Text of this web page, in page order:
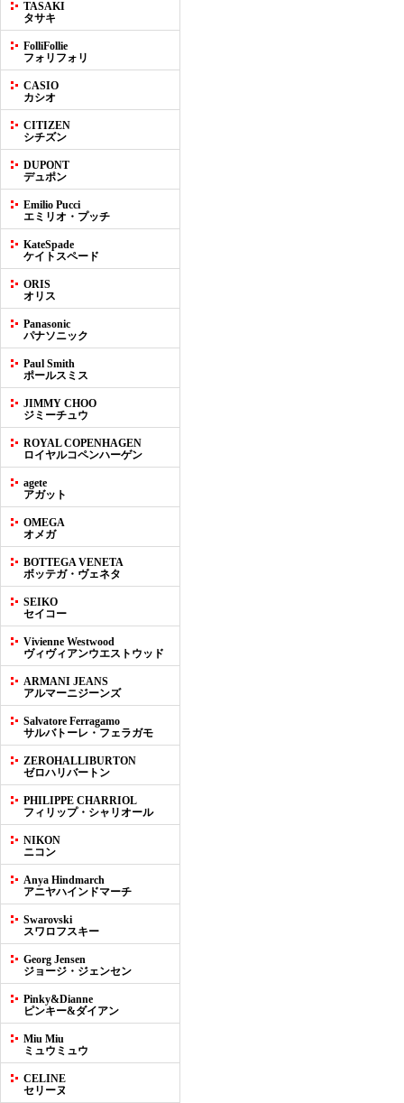
TASAKI
タサキ
FolliFollie
フォリフォリ
CASIO
カシオ
CITIZEN
シチズン
DUPONT
デュポン
Emilio Pucci
エミリオ・プッチ
KateSpade
ケイトスペード
ORIS
オリス
Panasonic
パナソニック
Paul Smith
ポールスミス
JIMMY CHOO
ジミーチュウ
ROYAL COPENHAGEN
ロイヤルコペンハーゲン
agete
アガット
OMEGA
オメガ
BOTTEGA VENETA
ボッテガ・ヴェネタ
SEIKO
セイコー
Vivienne Westwood
ヴィヴィアンウエストウッド
ARMANI JEANS
アルマーニジーンズ
Salvatore Ferragamo
サルバトーレ・フェラガモ
ZEROHALLIBURTON
ゼロハリバートン
PHILIPPE CHARRIOL
フィリップ・シャリオール
NIKON
ニコン
Anya Hindmarch
アニヤハインドマーチ
Swarovski
スワロフスキー
Georg Jensen
ジョージ・ジェンセン
Pinky&Dianne
ピンキー&ダイアン
Miu Miu
ミュウミュウ
CELINE
セリーヌ